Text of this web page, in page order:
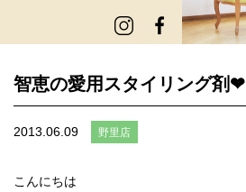
智恵の愛用スタイリング剤❤
2013.06.09 野里店
こんにちは